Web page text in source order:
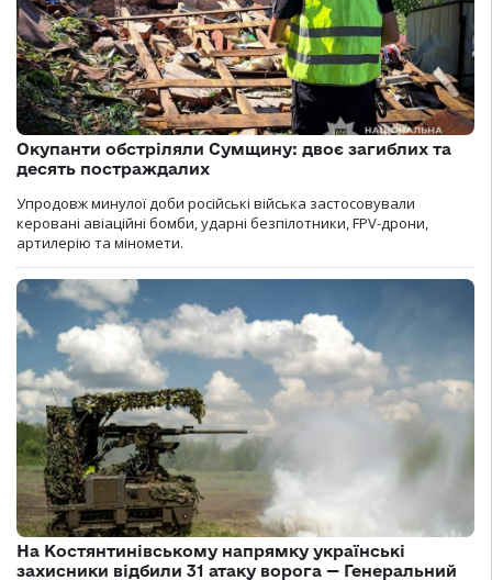
Окупанти обстріляли Сумщину: двоє загиблих та
десять постраждалих
Упродовж минулої доби російські війська застосовували
керовані авіаційні бомби, ударні безпілотники, FPV-дрони,
артилерію та міномети.
На Костянтинівському напрямку українські
захисники відбили 31 атаку ворога — Генеральний